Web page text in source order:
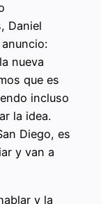
Daniel
nueva
que es
incluso
la idea.
Diego, es
y van a
y la